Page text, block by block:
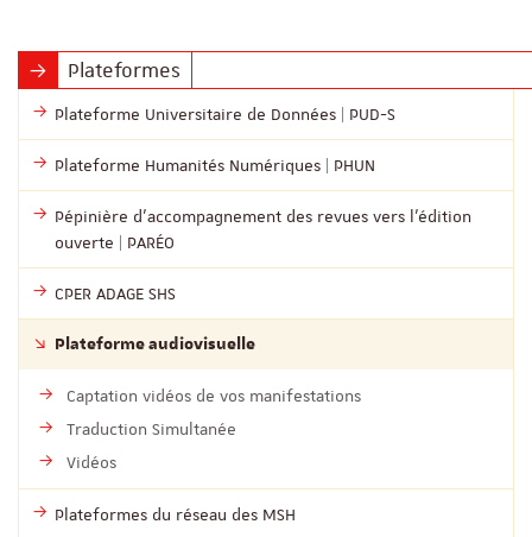
Plateformes
Plateforme Universitaire de Données | PUD-S
Plateforme Humanités Numériques | PHUN
Pépinière d’accompagnement des revues vers l’édition
ouverte | PARÉO
CPER ADAGE SHS
Plateforme audiovisuelle
Captation vidéos de vos manifestations
Traduction Simultanée
Vidéos
Plateformes du réseau des MSH